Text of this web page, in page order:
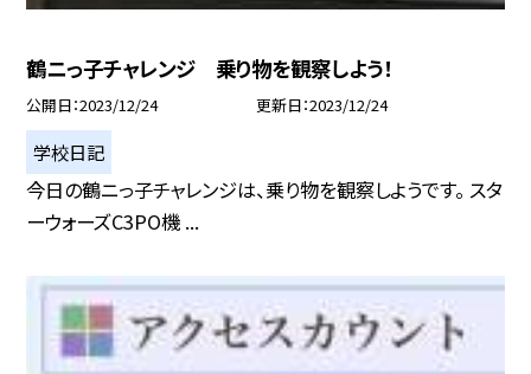
鶴ニっ子チャレンジ 乗り物を観察しよう！
公開日 2023/12/24 更新日 2023/12/24
学校日記
今日の鶴ニっ子チャレンジは、乗り物を観察しようです。 スタ
ーウォーズC3PO機 ...